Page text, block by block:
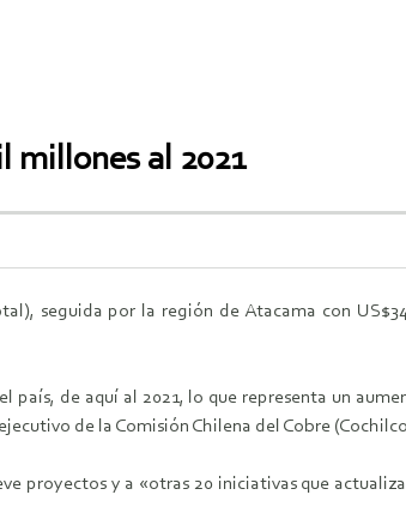
millones al 2021
seguida por la región de Atacama con
de aquí al 2021, lo que representa un
de la Comisión Chilena del Cobre
proyectos y a «otras 20 iniciativas que